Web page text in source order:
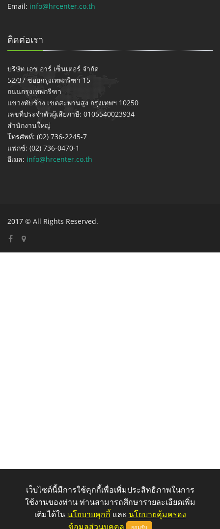
Email: info@hrcenter.co.th
ติดต่อเรา
บริษัท เอช อาร์ เซ็นเตอร์ จำกัด
52/37 ซอยกรุงเทพกรีฑา 15
ถนนกรุงเทพกรีฑา
แขวงทับช้าง เขตสะพานสูง กรุงเทพฯ 10250
เลขที่ประจำตัวผู้เสียภาษี: 0105540023934
สำนักงานใหญ่
โทรศัพท์: (02) 736-2245-7
แฟกซ์: (02) 736-0470-1
อีเมล: info@hrcenter.co.th
2017 © All Rights Reserved.
เว็บไซต์นี้มีการใช้คุกกี้เพื่อเพิ่มประสิทธิภาพในการ
ใช้งานของท่าน ท่านสามารถศึกษารายละเอียดเพิ่ม
เติมได้ใน นโยบายคุกกี้ และ นโยบายคุ้มครอง
ข้อมูลส่วนบุคคล
ยอมรับ